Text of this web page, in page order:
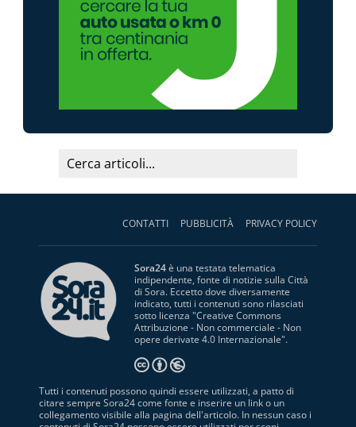
CONTATTI PUBBLICITÀ PRIVACY POLICY
Sora24è una testata telematica
indipendente, fonte di notizie sulla Città
di Sora. Eccetto dove diversamente
indicato, tutti i contenuti sono rilasciati
sotto licenza "Creative Commons
Attribuzione - Non commerciale - Non
opere derivate 4.0 Internazionale".
Tutti i contenuti possono quindi essere utilizzati, a patto di
citare sempre Sora24 come fonte e inserire un link o un
collegamento visibile alla pagina dell'articolo. In nessun caso i